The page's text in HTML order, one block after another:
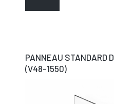
PANNEAU STANDARD
(V48-1550)